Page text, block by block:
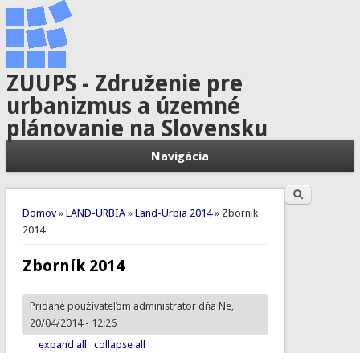
ZUUPS - Združenie pre
urbanizmus a územné
plánovanie na Slovensku
Navigácia
Nachádzate sa tu
Domov» LAND-URBIA» Land-Urbia 2014» Zborník
2014
Zborník 2014
Pridané používateľom administratordňa Ne,
20/04/2014 - 12:26
expand all
collapse all
Vyhľadávanie Hľadať